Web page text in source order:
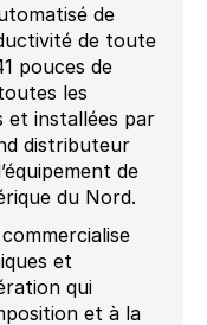
de
de toute
pouces de
les
et installées par
distributeur
de
du Nord.
et
qui
et à la